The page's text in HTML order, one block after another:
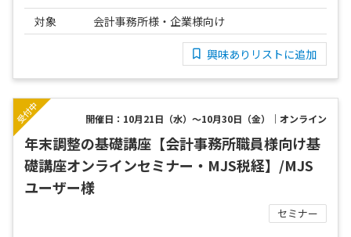
対象 会計事務所様・企業様向け
興味ありリストに追加
開催日：10月21日（水）～10月30日（金）｜オンライン
年末調整の基礎講座【会計事務所職員様向け基
礎講座オンラインセミナー・MJS税経】/MJS
ユーザー様
セミナー